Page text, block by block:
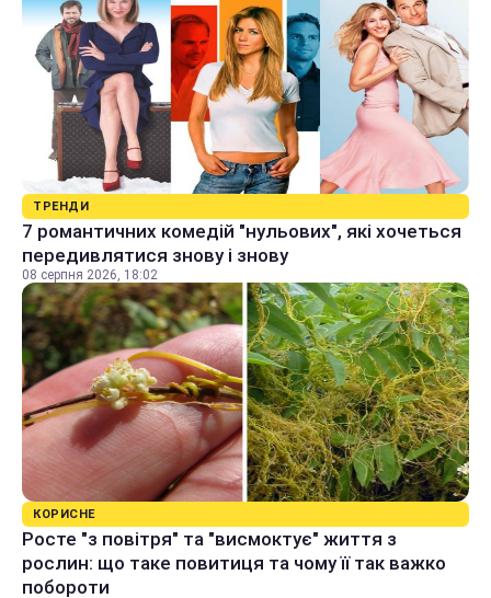
ТРЕНДИ
7 романтичних комедій "нульових", які хочеться
передивлятися знову і знову
08 серпня 2026, 18:02
КОРИСНЕ
Росте "з повітря" та "висмоктує" життя з
рослин: що таке повитиця та чому її так важко
побороти